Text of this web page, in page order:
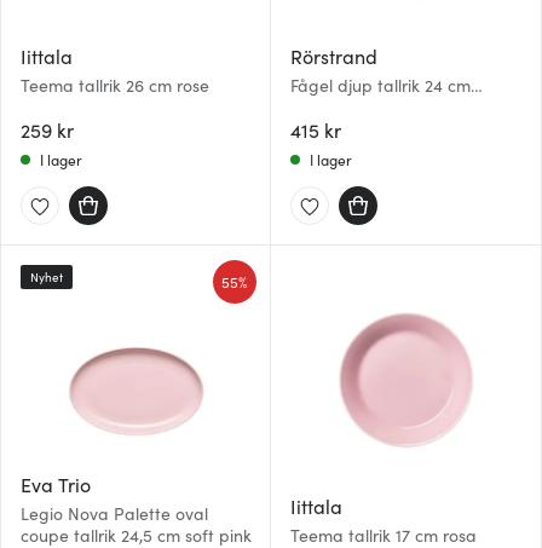
Iittala
Teema tallrik 26 cm rose
259 kr
I lager
Rörstrand
Fågel djup tallrik 24 cm
415 kr
I lager
Eva Trio
Legio Nova Palette oval
coupe tallrik 24,5 cm soft pink
55%
Nyhet
Iittala
Teema tallrik 17 cm rosa